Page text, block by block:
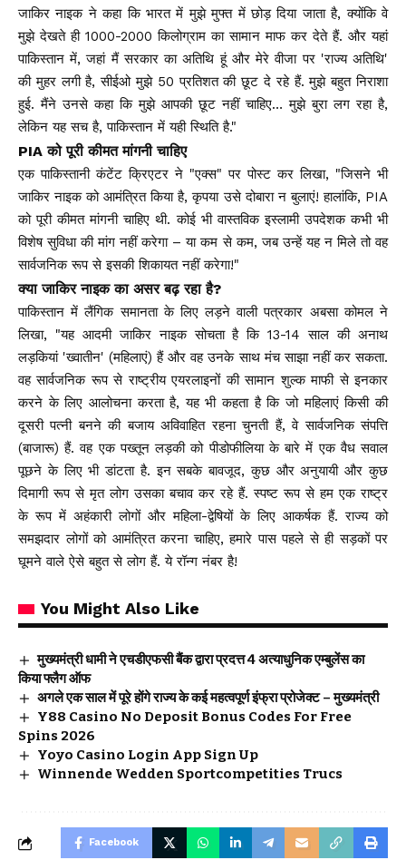
जाकिर नाइक ने कहा कि भारत में मुझे मुफ्त में छोड़ दिया जाता है, क्योंकि वे
मुझे देखते ही 1000-2000 किलोग्राम का सामान माफ कर देते हैं. और यहां
पाकिस्तान में, जहां मैं सरकार का अतिथि हूं और मेरे वीजा पर 'राज्य अतिथि'
की मुहर लगी है, सीईओ मुझे 50 प्रतिशत की छूट दे रहे हैं. मुझे बहुत निराशा
हुई. मैंने उनसे कहा कि मुझे आपकी छूट नहीं चाहिए… मुझे बुरा लग रहा है,
लेकिन यह सच है, पाकिस्तान में यही स्थिति है."
PIA को पूरी कीमत मांगनी चाहिए
एक पाकिस्तानी कंटेंट क्रिएटर ने "एक्स" पर पोस्ट कर लिखा, "जिसने भी
जाकिर नाइक को आमंत्रित किया है, कृपया उसे दोबारा न बुलाएं! हालांकि, PIA
को पूरी कीमत मांगनी चाहिए थी. कोई भी वास्तविक इस्लामी उपदेशक कभी भी
विशेष सुविधा की मांग नहीं करेगा – या कम से कम, जब उन्हें यह न मिले तो वह
सार्वजनिक रूप से इसकी शिकायत नहीं करेगा!"
क्या जाकिर नाइक का असर बढ़ रहा है?
पाकिस्तान में लैंगिक समानता के लिए लड़ने वाली पत्रकार अबसा कोमल ने
लिखा, "यह आदमी जाकिर नाइक सोचता है कि 13-14 साल की अनाथ
लड़कियां 'ख्वातीन' (महिलाएं) हैं और वह उनके साथ मंच साझा नहीं कर सकता.
वह सार्वजनिक रूप से राष्ट्रीय एयरलाइनों की सामान शुल्क माफी से इनकार
करने के लिए आलोचना करता है, यह भी कहता है कि जो महिलाएं किसी की
दूसरी पत्नी बनने की बजाय अविवाहित रहना चुनती हैं, वे सार्वजनिक संपत्ति
(बाजारू) हैं. वह एक पख्तून लड़की को पीडोफीलिया के बारे में एक वैध सवाल
पूछने के लिए भी डांटता है. इन सबके बावजूद, कुछ और अनुयायी और कुछ
दिमागी रूप से मृत लोग उसका बचाव कर रहे हैं. स्पष्ट रूप से हम एक राष्ट्र
के रूप में अहंकारी लोगों और महिला-द्वेषियों के लिए आकर्षक हैं. राज्य को
समझदार लोगों को आमंत्रित करना चाहिए, हमारे पास पहले से ही सड़कों पर
घूमने वाले ऐसे बहुत से लोग हैं. ये रॉन्ग नंबर है!
You Might Also Like
मुख्यमंत्री धामी ने एचडीएफसी बैंक द्वारा प्रदत्त 4 अत्याधुनिक एम्बुलेंस का
किया फ्लैग ऑफ
अगले एक साल में पूरे होंगे राज्य के कई महत्वपूर्ण इंफ्रा प्रोजेक्ट – मुख्यमंत्री
Y88 Casino No Deposit Bonus Codes For Free
Spins 2026
Yoyo Casino Login App Sign Up
Winnende Wedden Sportcompetities Trucs
Facebook